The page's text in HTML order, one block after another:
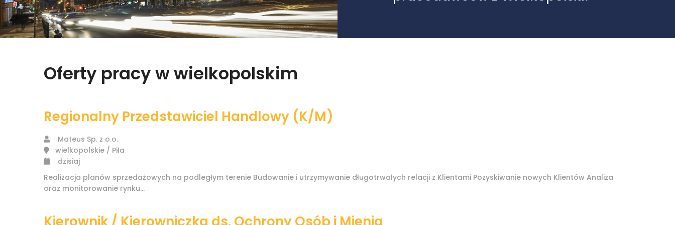
Oferty pracy w wielkopolskim
Regionalny Przedstawiciel Handlowy (K/M)
Mateus Sp. z o.o.
wielkopolskie / Piła
dzisiaj
Realizacja planów sprzedażowych na podległym terenie Budowanie i utrzymywanie długotrwałych relacji z Klientami Pozyskiwanie nowych Klientów Analiza
oraz monitorowanie rynku...